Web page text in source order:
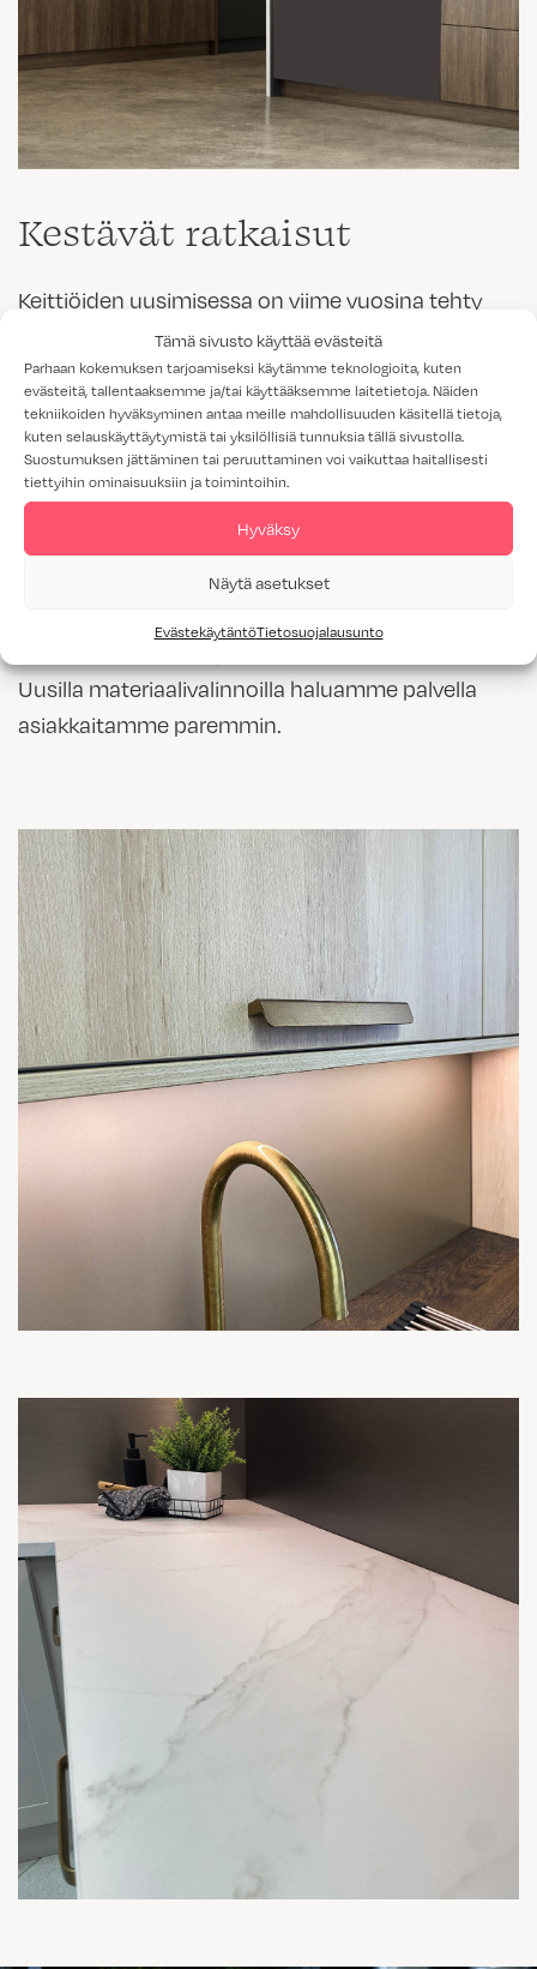
Tämä sivusto käyttää evästeitä
Parhaan kokemuksen tarjoamiseksi käytämme teknologioita, kuten
evästeitä, tallentaaksemme ja/tai käyttääksemme laitetietoja. Näiden
tekniikoiden hyväksyminen antaa meille mahdollisuuden käsitellä tietoja,
kuten selauskäyttäytymistä tai yksilöllisiä tunnuksia tällä sivustolla.
Suostumuksen jättäminen tai peruuttaminen voi vaikuttaa haitallisesti
tiettyihin ominaisuuksiin ja toimintoihin.
Hyväksy
Näytä asetukset
EvästekäytäntöTietosuojalausunto
Kestävät ratkaisut
Keittiöiden uusimisessa on viime vuosina tehty
paljon facelift-remontteja jolloin osa vanhoista
kalusteista säilytetään ennallaan. Esimerkiksi
ovien, tasojen ja laatikostojen uudistamisella
saadaan vanhasta hyvästä keittiöstä
tarkoituksenmukainen ja toimiva hyvin
ekologisella tavalla.
Keittiön ja kodin tilojen tarkoituksenmukaisuus ja
Uusilla materiaalivalinnoilla haluamme palvella
asiakkaitamme paremmin.